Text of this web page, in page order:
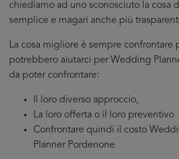
chiediamo ad uno sconosciuto la cosa
semplice e magari anche più
La cosa migliore è sempre confrontare
potrebbero aiutarci per Wedding
da poter confrontare:
Il loro diverso approccio,
La loro offerta o il loro preventivo
Confrontare quindi il costo
Planner Pordenone